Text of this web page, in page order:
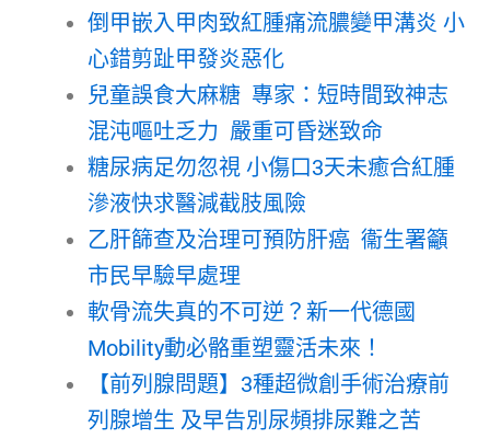
倒甲嵌入甲肉致紅腫痛流膿變甲溝炎 小
心錯剪趾甲發炎惡化
兒童誤食大麻糖 專家：短時間致神志
混沌嘔吐乏力 嚴重可昏迷致命
糖尿病足勿忽視 小傷口3天未癒合紅腫
滲液快求醫減截肢風險
乙肝篩查及治理可預防肝癌 衞生署籲
市民早驗早處理
軟骨流失真的不可逆？新一代德國
Mobility動必骼重塑靈活未來！
【前列腺問題】3種超微創手術治療前
列腺增生 及早告別尿頻排尿難之苦